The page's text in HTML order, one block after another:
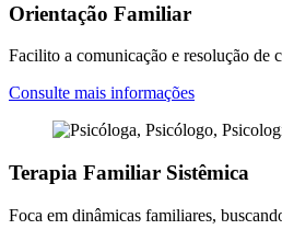
Orientação Familiar
Facilito a comunicação e resolução de
Consulte mais informações
Terapia Familiar Sistêmica
Foca em dinâmicas familiares,